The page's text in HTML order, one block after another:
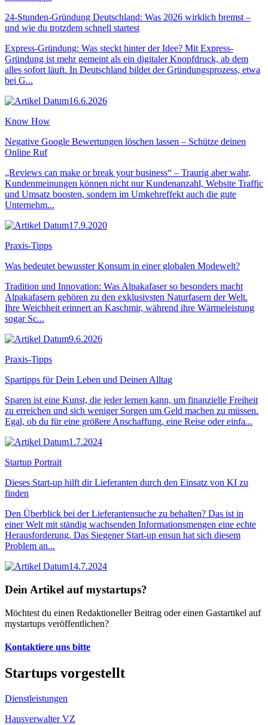
24-Stunden-Gründung Deutschland: Was 2026 wirklich bremst –
und wie du trotzdem schnell startest
Express-Gründung: Was steckt hinter der Idee? Mit Express-
Gründung ist mehr gemeint als ein digitaler Knopfdruck, ab dem
alles sofort läuft. In Deutschland bildet der Gründungsprozess, etwa
bei G...
16.6.2026
Know How
Negative Google Bewertungen löschen lassen – Schütze deinen
Online Ruf
„Reviews can make or break your business“ – Traurig aber wahr,
Kundenmeinungen können nicht nur Kundenanzahl, Website Traffic
und Umsatz boosten, sondern im Umkehreffekt auch die gute
Unternehm...
17.9.2020
Praxis-Tipps
Was bedeutet bewusster Konsum in einer globalen Modewelt?
Tradition und Innovation: Was Alpakafaser so besonders macht
Alpakafasern gehören zu den exklusivsten Naturfasern der Welt.
Ihre Weichheit erinnert an Kaschmir, während ihre Wärmeleistung
sogar Sc...
9.6.2026
Praxis-Tipps
Spartipps für Dein Leben und Deinen Alltag
Sparen ist eine Kunst, die jeder lernen kann, um finanzielle Freiheit
zu erreichen und sich weniger Sorgen um Geld machen zu müssen.
Egal, ob du für eine größere Anschaffung, eine Reise oder einfa...
1.7.2024
Startup Portrait
Dieses Start-up hilft dir Lieferanten durch den Einsatz von KI zu
finden
Den Überblick bei der Lieferantensuche zu behalten? Das ist in
einer Welt mit ständig wachsenden Informationsmengen eine echte
Herausforderung. Das Siegener Start-up ensun hat sich diesem
Problem an...
14.7.2024
Dein Artikel auf mystartups?
Möchtest du einen Redaktioneller Beitrag oder einen Gastartikel auf
mystartups veröffentlichen?
Kontaktiere uns bitte
Startups vorgestellt
Dienstleistungen
Hausverwalter VZ